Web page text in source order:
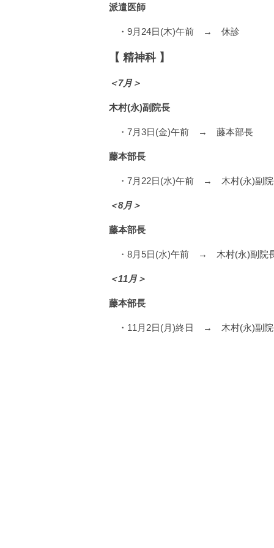
派遣医師
・9月24日(木)午前 → 休診
【 精神科 】
＜7月＞
木村(永)副院長
・7月3日(金)午前 → 藤本部長
藤本部長
・7月22日(水)午前 → 木村(永)副院
＜8月＞
藤本部長
・8月5日(水)午前 → 木村(永)副院
＜11月＞
藤本部長
・11月2日(月)終日 → 木村(永)副